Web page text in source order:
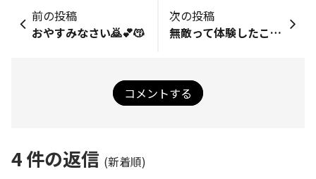
前の投稿
おやすみなさい🙇💕😽
次の投稿
無敵って体験したことある
コメントする
4件の返信 (新着順)